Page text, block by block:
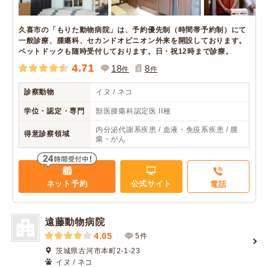
久喜市の「もりた動物病院」は、予約優先制（時間帯予約制）にて
一般診療、腫瘍科、セカンドオピニオン外来を開設しております。
ペットドックも随時受付しております。日・祝12時まで診療。
4.71 18件 8件
診察動物 イヌ / ネコ
学位・認定・専門 獣医腫瘍科認定医 II種
得意診察領域
内分泌代謝系疾患 / 血液・免疫系疾患 / 腫
瘍・がん
ネット予約 公式サイト 電話
遠藤動物病院
4.05
5件
茨城県古河市本町2-1-23
イヌ / ネコ